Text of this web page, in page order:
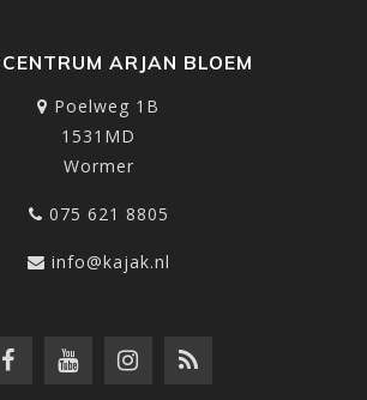
ARJAN BLOEM
Poelweg 1B
1531MD
Wormer
075 621 8805
info@kajak.nl